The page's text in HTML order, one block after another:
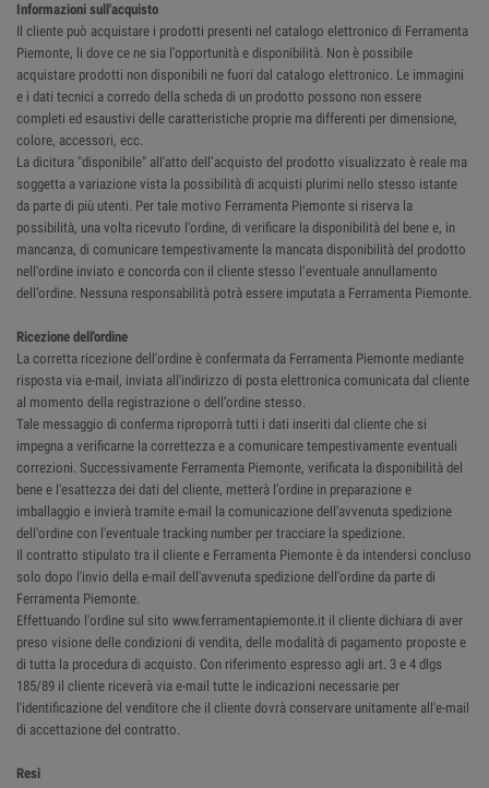
Informazioni sull'acquisto
Il cliente può acquistare i prodotti presenti nel catalogo elettronico di Ferramenta
Piemonte, li dove ce ne sia l’opportunità e disponibilità. Non è possibile
acquistare prodotti non disponibili ne fuori dal catalogo elettronico. Le immagini
e i dati tecnici a corredo della scheda di un prodotto possono non essere
completi ed esaustivi delle caratteristiche proprie ma differenti per dimensione,
colore, accessori, ecc.
La dicitura "disponibile" all'atto dell’acquisto del prodotto visualizzato è reale ma
soggetta a variazione vista la possibilità di acquisti plurimi nello stesso istante
da parte di più utenti. Per tale motivo Ferramenta Piemonte si riserva la
possibilità, una volta ricevuto l'ordine, di verificare la disponibilità del bene e, in
mancanza, di comunicare tempestivamente la mancata disponibilità del prodotto
nell'ordine inviato e concorda con il cliente stesso l’eventuale annullamento
dell’ordine. Nessuna responsabilità potrà essere imputata a Ferramenta Piemonte.
Ricezione dell'ordine
La corretta ricezione dell'ordine è confermata da Ferramenta Piemonte mediante
risposta via e-mail, inviata all'indirizzo di posta elettronica comunicata dal cliente
al momento della registrazione o dell’ordine stesso.
Tale messaggio di conferma riproporrà tutti i dati inseriti dal cliente che si
impegna a verificarne la correttezza e a comunicare tempestivamente eventuali
correzioni. Successivamente Ferramenta Piemonte, verificata la disponibilità del
bene e l'esattezza dei dati del cliente, metterà l’ordine in preparazione e
imballaggio e invierà tramite e-mail la comunicazione dell'avvenuta spedizione
dell'ordine con l'eventuale tracking number per tracciare la spedizione.
Il contratto stipulato tra il cliente e Ferramenta Piemonte è da intendersi concluso
solo dopo l'invio della e-mail dell'avvenuta spedizione dell'ordine da parte di
Ferramenta Piemonte.
Effettuando l'ordine sul sito www.ferramentapiemonte.it il cliente dichiara di aver
preso visione delle condizioni di vendita, delle modalità di pagamento proposte e
di tutta la procedura di acquisto. Con riferimento espresso agli art. 3 e 4 dlgs
185/89 il cliente riceverà via e-mail tutte le indicazioni necessarie per
l'identificazione del venditore che il cliente dovrà conservare unitamente all'e-mail
di accettazione del contratto.
Resi